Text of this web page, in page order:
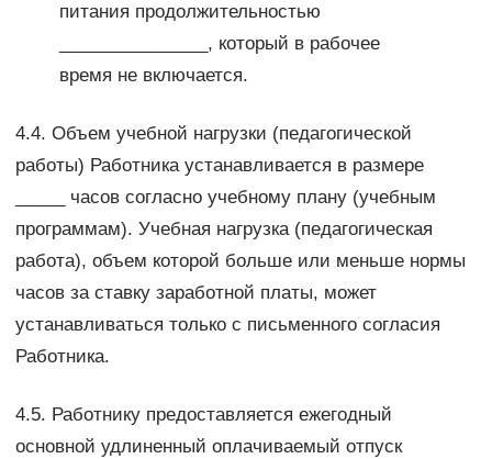
питания продолжительностью
_______________, который в рабочее
время не включается.
4.4. Объем учебной нагрузки (педагогической
работы) Работника устанавливается в размере
_____ часов согласно учебному плану (учебным
программам). Учебная нагрузка (педагогическая
работа), объем которой больше или меньше нормы
часов за ставку заработной платы, может
устанавливаться только с письменного согласия
Работника.
4.5. Работнику предоставляется ежегодный
основной удлиненный оплачиваемый отпуск